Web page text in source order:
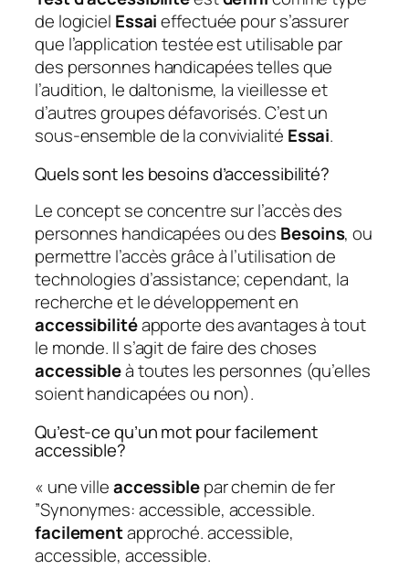
de logiciel Essaieffectuée pour s’assurer
que l’application testée est utilisable par
des personnes handicapées telles que
l’audition, le daltonisme, la vieillesse et
d’autres groupes défavorisés. C’est un
sous-ensemble de la convivialité Essai.
Quels sont les besoins d’accessibilité?
Le concept se concentre sur l’accès des
personnes handicapées ou des Besoins, ou
permettre l’accès grâce à l’utilisation de
technologies d’assistance; cependant, la
recherche et le développement en
accessibilitéapporte des avantages à tout
le monde. Il s’agit de faire des choses
accessibleà toutes les personnes (qu’elles
soient handicapées ou non).
Qu’est-ce qu’un mot pour facilement
accessible?
« une villeaccessiblepar chemin de fer
”Synonymes: accessible, accessible.
facilementapproché. accessible,
accessible, accessible.